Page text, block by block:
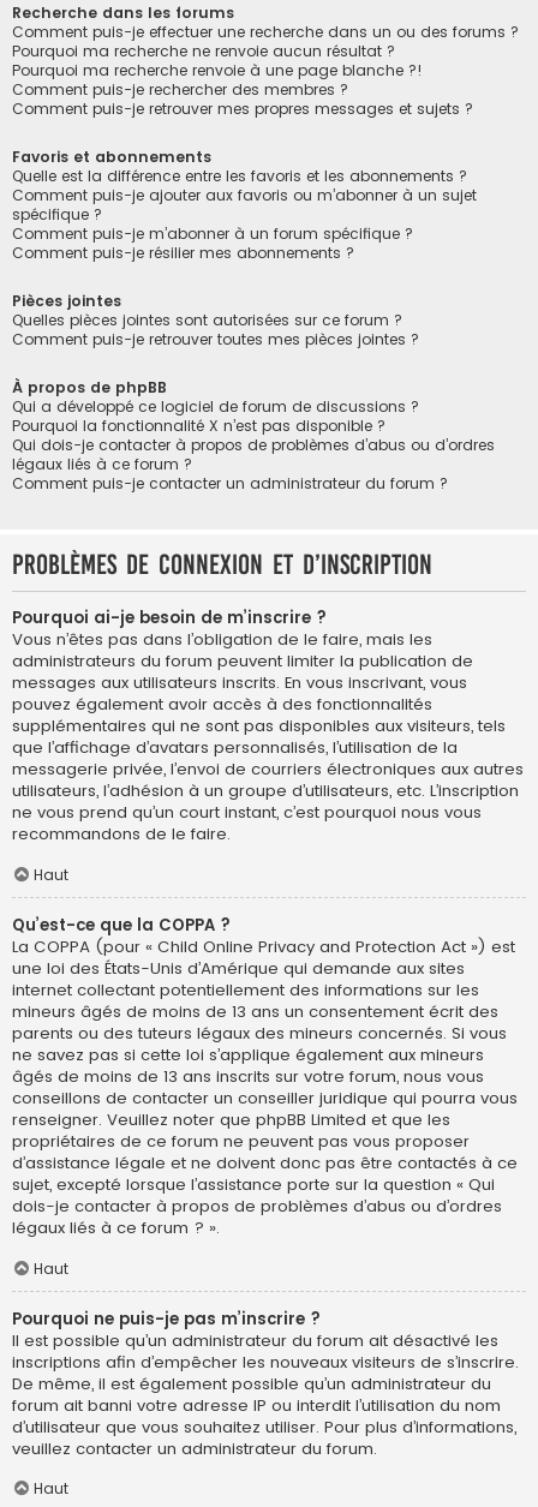
Recherche dans les forums
Comment puis-je effectuer une recherche dans un ou des forums ?
Pourquoi ma recherche ne renvoie aucun résultat ?
Pourquoi ma recherche renvoie à une page blanche ?!
Comment puis-je rechercher des membres ?
Comment puis-je retrouver mes propres messages et sujets ?
Favoris et abonnements
Quelle est la différence entre les favoris et les abonnements ?
Comment puis-je ajouter aux favoris ou m’abonner à un sujet
spécifique ?
Comment puis-je m’abonner à un forum spécifique ?
Comment puis-je résilier mes abonnements ?
Pièces jointes
Quelles pièces jointes sont autorisées sur ce forum ?
Comment puis-je retrouver toutes mes pièces jointes ?
À propos de phpBB
Qui a développé ce logiciel de forum de discussions ?
Pourquoi la fonctionnalité X n’est pas disponible ?
Qui dois-je contacter à propos de problèmes d’abus ou d’ordres
légaux liés à ce forum ?
Comment puis-je contacter un administrateur du forum ?
Problèmes de connexion et d’inscription
Pourquoi ai-je besoin de m’inscrire ?
Vous n’êtes pas dans l’obligation de le faire, mais les
administrateurs du forum peuvent limiter la publication de
messages aux utilisateurs inscrits. En vous inscrivant, vous
pouvez également avoir accès à des fonctionnalités
supplémentaires qui ne sont pas disponibles aux visiteurs, tels
que l’affichage d’avatars personnalisés, l’utilisation de la
messagerie privée, l’envoi de courriers électroniques aux autres
utilisateurs, l’adhésion à un groupe d’utilisateurs, etc. L’inscription
ne vous prend qu’un court instant, c’est pourquoi nous vous
recommandons de le faire.
Haut
Qu’est-ce que la COPPA ?
La COPPA (pour « Child Online Privacy and Protection Act ») est
une loi des États-Unis d’Amérique qui demande aux sites
internet collectant potentiellement des informations sur les
mineurs âgés de moins de 13 ans un consentement écrit des
parents ou des tuteurs légaux des mineurs concernés. Si vous
ne savez pas si cette loi s’applique également aux mineurs
âgés de moins de 13 ans inscrits sur votre forum, nous vous
conseillons de contacter un conseiller juridique qui pourra vous
renseigner. Veuillez noter que phpBB Limited et que les
propriétaires de ce forum ne peuvent pas vous proposer
d’assistance légale et ne doivent donc pas être contactés à ce
sujet, excepté lorsque l’assistance porte sur la question « Qui
dois-je contacter à propos de problèmes d’abus ou d’ordres
légaux liés à ce forum ? ».
Haut
Pourquoi ne puis-je pas m’inscrire ?
Il est possible qu’un administrateur du forum ait désactivé les
inscriptions afin d’empêcher les nouveaux visiteurs de s’inscrire.
De même, il est également possible qu’un administrateur du
forum ait banni votre adresse IP ou interdit l’utilisation du nom
d’utilisateur que vous souhaitez utiliser. Pour plus d’informations,
veuillez contacter un administrateur du forum.
Haut